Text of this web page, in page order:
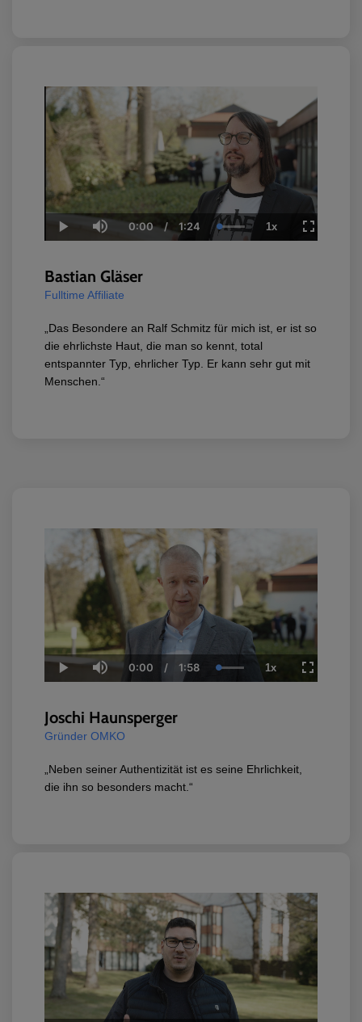
Play Mute
Current
Time
0:00 / Duration
1:24 Loaded:
100.00%
1xPlayback
Rate
Fullscreen
Bastian Gläser
Fulltime Affiliate
„Das Besondere an Ralf Schmitz für mich ist, er ist so
die ehrlichste Haut, die man so kennt, total
entspannter Typ, ehrlicher Typ. Er kann sehr gut mit
Menschen.“
Play Mute
Current
Time
0:00 / Duration
1:58 Loaded:
100.00%
1xPlayback
Rate
Fullscreen
Joschi Haunsperger
Gründer OMKO
„Neben seiner Authentizität ist es seine Ehrlichkeit,
die ihn so besonders macht.“